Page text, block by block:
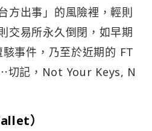
方出事」的風險裡，輕則
交易所永久倒閉，如早期
事件，乃至於近期的 FT
切記，Not Your Keys, N
）